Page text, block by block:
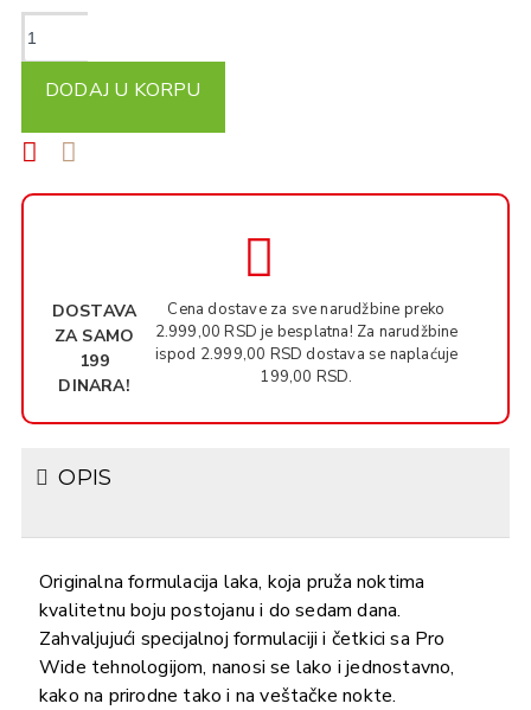
DODAJ U KORPU
DOSTAVA
ZA SAMO
199
DINARA!
Cena dostave za sve narudžbine preko
2.999,00 RSD je besplatna! Za narudžbine
ispod 2.999,00 RSD dostava se naplaćuje
199,00 RSD.
OPIS
Originalna formulacija laka, koja pruža noktima
kvalitetnu boju postojanu i do sedam dana.
Zahvaljujući specijalnoj formulaciji i četkici sa Pro
Wide tehnologijom, nanosi se lako i jednostavno,
kako na prirodne tako i na veštačke nokte.